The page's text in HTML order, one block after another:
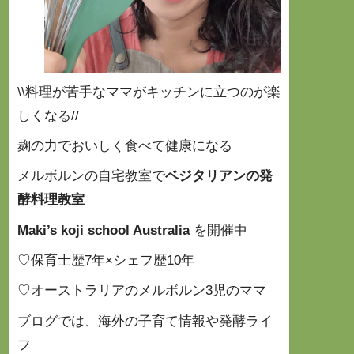
\\料理が苦手なママがキッチンに立つのが楽
しくなる//
麹の力でおいしく食べて健康になる
メルボルンの自宅教室でベジタリアンの発
酵料理教室
Maki’s koji school Australiaを開催中
♡保育士歴7年×シェフ歴10年
♡オーストラリアのメルボルン3児のママ
ブログでは、海外の子育て情報や発酵ライ
フ